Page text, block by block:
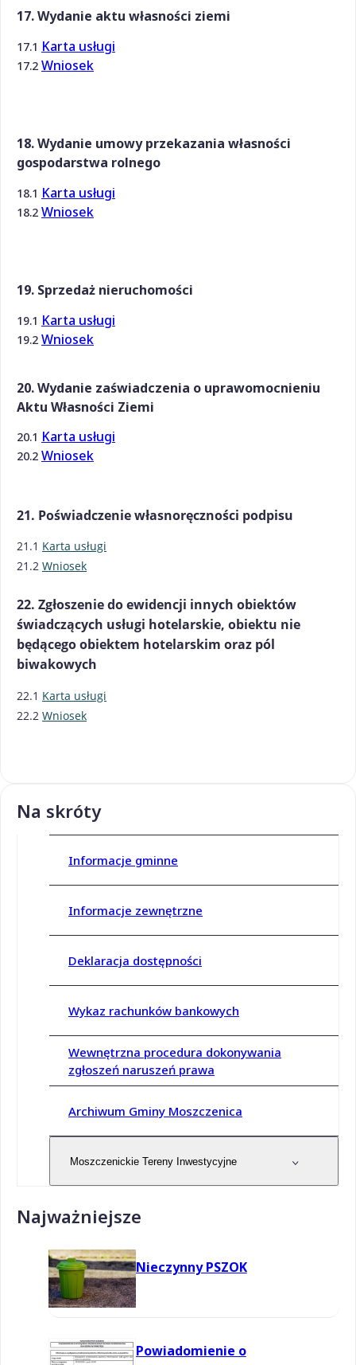
17. Wydanie aktu własności ziemi
17.1 Karta usługi
17.2 Wniosek
18. Wydanie umowy przekazania własności
gospodarstwa rolnego
18.1 Karta usługi
18.2 Wniosek
19. Sprzedaż nieruchomości
19.1 Karta usługi
19.2 Wniosek
20. Wydanie zaświadczenia o uprawomocnieniu
Aktu Własności Ziemi
20.1 Karta usługi
20.2 Wniosek
21. Poświadczenie własnoręczności podpisu
21.1 Karta usługi
21.2 Wniosek
22. Zgłoszenie do ewidencji innych obiektów
świadczących usługi hotelarskie, obiektu nie
będącego obiektem hotelarskim oraz pól
biwakowych
22.1 Karta usługi
22.2 Wniosek
Na skróty
Informacje gminne
Informacje zewnętrzne
Deklaracja dostępności
Wykaz rachunków bankowych
Wewnętrzna procedura dokonywania
zgłoszeń naruszeń prawa
Archiwum Gminy Moszczenica
Moszczenickie Tereny Inwestycyjne
Najważniejsze
Nieczynny PSZOK
Powiadomienie o